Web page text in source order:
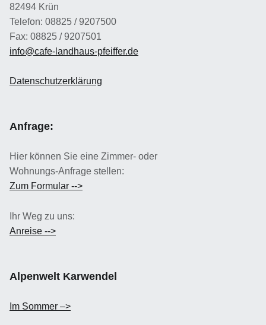
82494 Krün
Telefon: 08825 / 9207500
Fax: 08825 / 9207501
info@cafe-landhaus-pfeiffer.de
Datenschutzerklärung
Anfrage:
Hier können Sie eine Zimmer- oder
Wohnungs-Anfrage stellen:
Zum Formular -->
Ihr Weg zu uns:
Anreise -->
Alpenwelt Karwendel
Im Sommer –>